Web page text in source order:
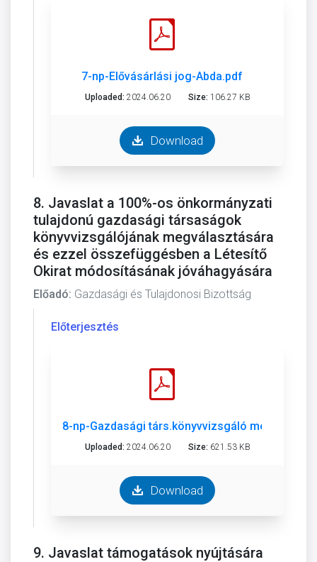
7-np-Elővásárlási jog-Abda.pdf
Uploaded: 2024.06.20 Size: 106.27 KB
Download
8. Javaslat a 100%-os önkormányzati
tulajdonú gazdasági társaságok
könyvvizsgálójának megválasztására
és ezzel összefüggésben a Létesítő
Okirat módosításának jóváhagyására
Előadó: Gazdasági és Tulajdonosi Bizottság
Előterjesztés
8-np-Gazdasági társ.könyvvizsgáló
Uploaded: 2024.06.20 Size: 621.53 KB
Download
9. Javaslat támogatások nyújtására